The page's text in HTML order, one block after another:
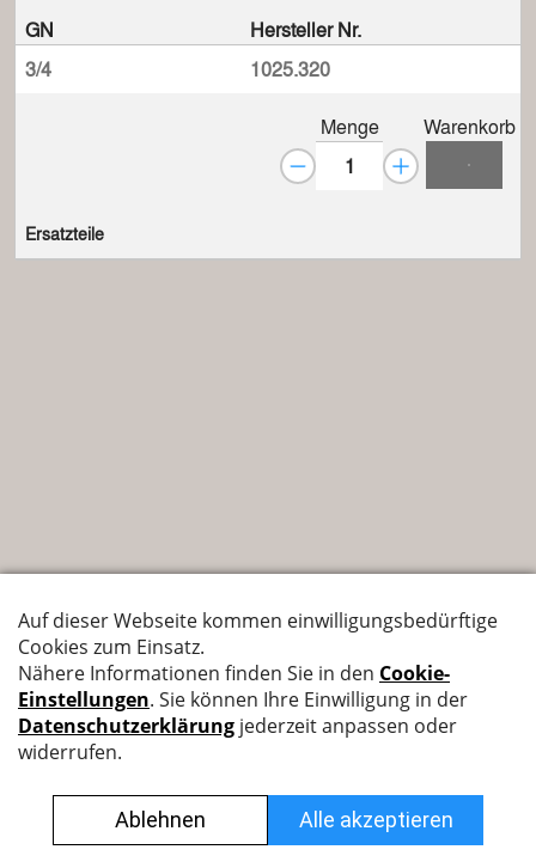
GN
Hersteller Nr.
3/4
1025.320
Menge Warenkorb
Ersatzteile
Nyffenegger Armaturen AG
Leutschenbachstrasse 38